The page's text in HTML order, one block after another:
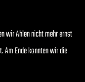
wir Ahlen nicht mehr ernst
Am Ende konnten wir die